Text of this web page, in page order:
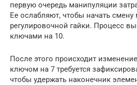
первую очередь манипуляции
Ее ослабляют, чтобы начать
регулировочной гайки. Процесс
ключами на 10.
После этого происходит
ключом на 7 требуется
чтобы удержать наконечник